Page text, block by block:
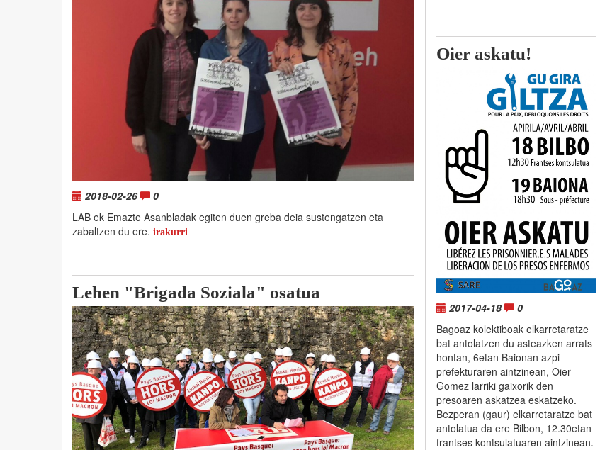
2018-02-26
0
LAB ek Emazte Asanbladak egiten duen greba deia sustengatzen eta
zabaltzen du ere. irakurri
Lehen "Brigada Soziala" osatua
Oier askatu!
2017-04-18
0
Bagoaz kolektiboak elkarretaratze
bat antolatzen du asteazken arrats
hontan, 6etan Baionan azpi
prefekturaren aintzinean, Oier
Gomez larriki gaixorik den
presoaren askatzea eskatzeko.
Bezperan (gaur) elkarretaratze bat
antolatua da ere Bilbon, 12.30etan
frantses kontsulatuaren aintzinean.